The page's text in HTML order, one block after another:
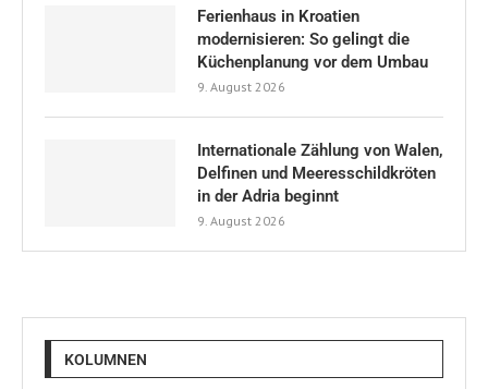
Ferienhaus in Kroatien
modernisieren: So gelingt die
Küchenplanung vor dem Umbau
9. August 2026
Internationale Zählung von Walen,
Delfinen und Meeresschildkröten
in der Adria beginnt
9. August 2026
KOLUMNEN